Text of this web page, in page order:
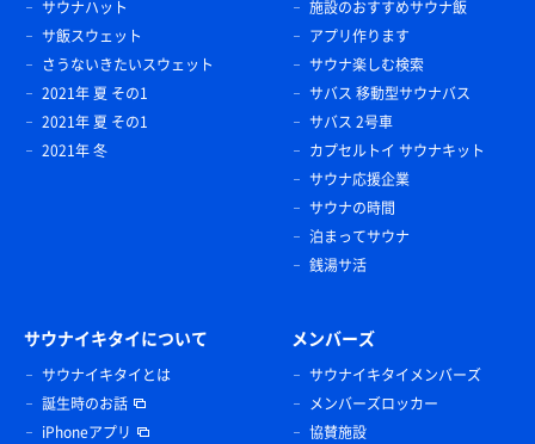
サウナハット
サ飯スウェット
さうないきたいスウェット
2021年 夏 その1
2021年 夏 その1
2021年 冬
施設のおすすめサウナ飯
アプリ作ります
サウナ楽しむ検索
サバス 移動型サウナバス
サバス 2号車
カプセルトイ サウナキット
サウナ応援企業
サウナの時間
泊まってサウナ
銭湯サ活
サウナイキタイについて
サウナイキタイとは
誕生時のお話
iPhoneアプリ
メンバーズ
サウナイキタイメンバーズ
メンバーズロッカー
協賛施設